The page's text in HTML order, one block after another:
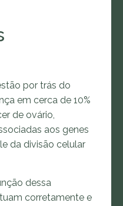
por trás do
em cerca de 10%
de ovário,
aos genes
da divisão celular
dessa
corretamente e